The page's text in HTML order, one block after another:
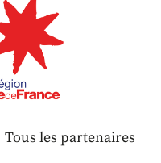
Tous les partenaires